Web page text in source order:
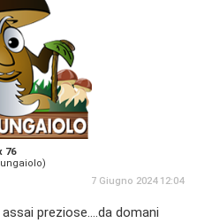
76
7 Giugno 2024 12:04
preziose....da domani